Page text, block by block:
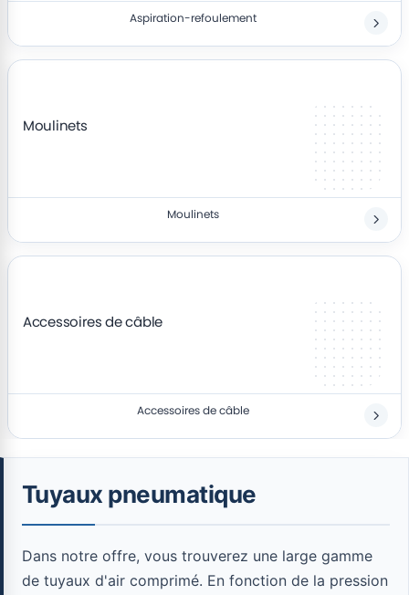
Aspiration-refoulement
Moulinets
Moulinets
Accessoires de câble
Accessoires de câble
Tuyaux pneumatique
Dans notre offre, vous trouverez une large gamme
de tuyaux d'air comprimé. En fonction de la pression